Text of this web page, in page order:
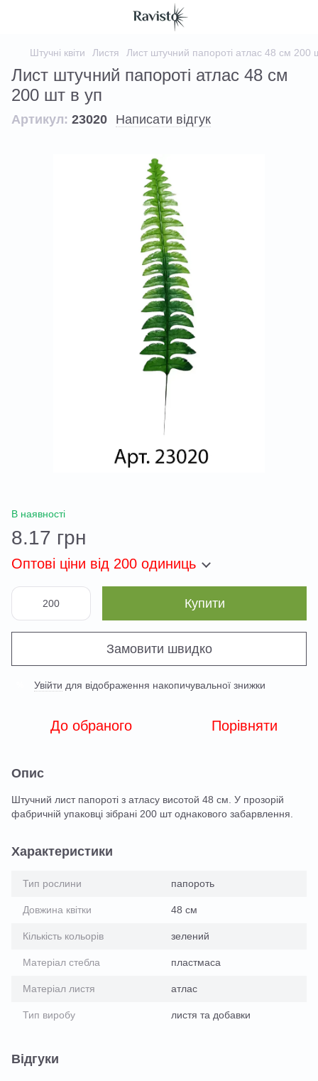
Штучні квіти Листя Лист штучний папороті атлас 48 см 200
Лист штучний папороті атлас 48 см
200 шт в уп
Артикул: 23020 Написати відгук
В наявності
8.17 грн
Оптові ціни від 200 одиниць
Купити
Замовити швидко
Увійти для відображення накопичувальної знижки
До обраного Порівняти
Опис
Штучний лист папороті з атласу висотой 48 см. У прозорій
фабричній упаковці зібрані 200 шт однакового забарвлення.
Характеристики
Тип рослини папороть
Довжина квітки 48 см
Кількість кольорів зелений
Матеріал стебла пластмаса
Матеріал листя атлас
Тип виробу листя та добавки
Відгуки